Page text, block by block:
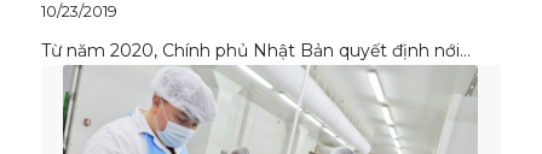
10/23/2019
Từ năm 2020, Chính phủ Nhật Bản quyết định nới…